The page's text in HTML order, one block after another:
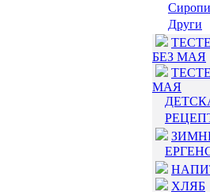
Други
БЕЗ МАЯ
МАЯ
ХЛЯБ